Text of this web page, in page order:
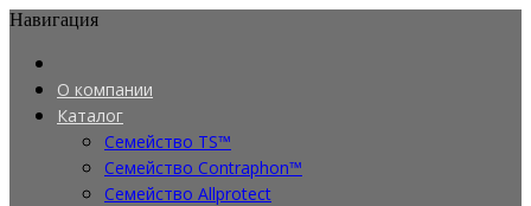
Навигация
О компании
Каталог
Семейство TS™
Семейство Contraphon™
Семейство Allprotect